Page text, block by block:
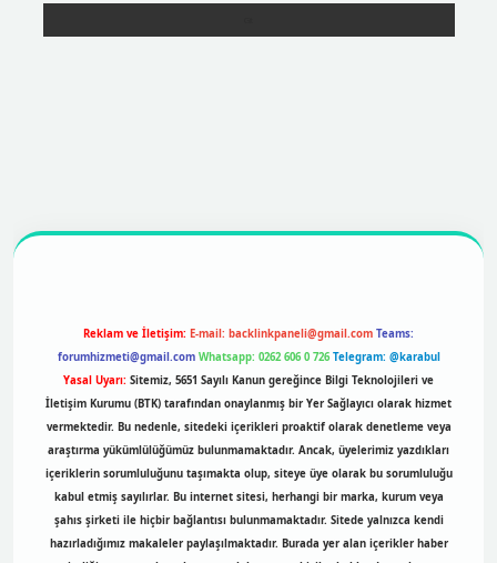
Reklam ve İletişim: E-mail: backlinkpaneli@gmail.com Teams:
forumhizmeti@gmail.com Whatsapp: 0262 606 0 726 Telegram: @karabul
Yasal Uyarı: Sitemiz, 5651 Sayılı Kanun gereğince Bilgi Teknolojileri ve
İletişim Kurumu (BTK) tarafından onaylanmış bir Yer Sağlayıcı olarak hizmet
vermektedir. Bu nedenle, sitedeki içerikleri proaktif olarak denetleme veya
araştırma yükümlülüğümüz bulunmamaktadır. Ancak, üyelerimiz yazdıkları
içeriklerin sorumluluğunu taşımakta olup, siteye üye olarak bu sorumluluğu
kabul etmiş sayılırlar. Bu internet sitesi, herhangi bir marka, kurum veya
şahıs şirketi ile hiçbir bağlantısı bulunmamaktadır. Sitede yalnızca kendi
hazırladığımız makaleler paylaşılmaktadır. Burada yer alan içerikler haber